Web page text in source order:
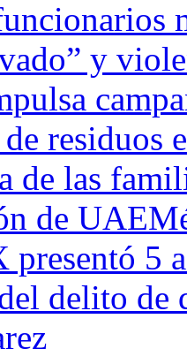
y
residuos
de las
de
5
delito de